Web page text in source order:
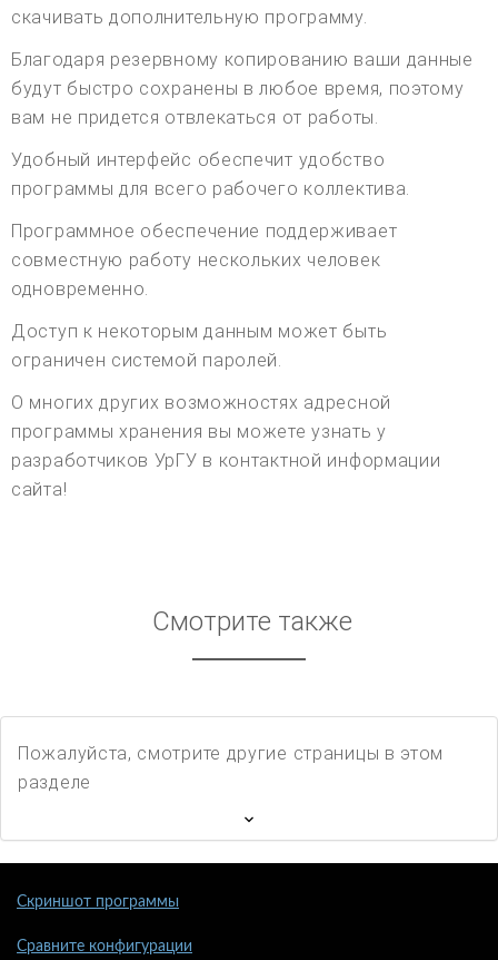
скачивать дополнительную программу.
Благодаря резервному копированию ваши данные
будут быстро сохранены в любое время, поэтому
вам не придется отвлекаться от работы.
Удобный интерфейс обеспечит удобство
программы для всего рабочего коллектива.
Программное обеспечение поддерживает
совместную работу нескольких человек
одновременно.
Доступ к некоторым данным может быть
ограничен системой паролей.
О многих других возможностях адресной
программы хранения вы можете узнать у
разработчиков УрГУ в контактной информации
сайта!
Смотрите также
Пожалуйста, смотрите другие страницы в этом
разделе
Скриншот программы
Сравните конфигурации